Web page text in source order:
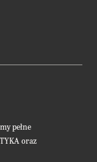
pełne
oraz